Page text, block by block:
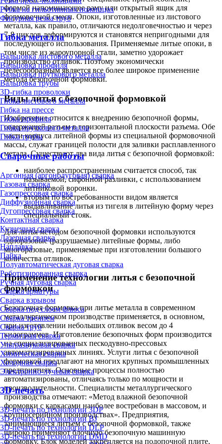
Рубка на гильотинных ножницах
Фигурная резка труб
Гибка металла
Вальцовка листового металла
Вальцовка профиля
Вальцовка пруткового металла
Вальцовка трубы
3D-гибка проволоки
Гибка листового металла
Гибка на прессе
Гибка профиля
Гибка пруткового металла
Гибка трубы
Сварочные работы
Аргонная (аргонодуговая) сварка
Газовая сварка
Газопрессовая сварка
Диффузионная сварка
Дугопрессовая сварка
Контактная сварка
Кузнечная сварка
Лазерная сварка
Наплавка
Пайка
Полуавтоматическая дуговая сварка
Роботизированная сварка
Ручная дуговая сварка
Сварка арматуры
Сварка взрывом
Сварка под слоем флюса
Сварка трением
Сварка труб
Термитная сварка
Ультразвуковая сварка
Химическая сварка
Холодная сварка
Электронно-лучевая сварка
3D-печать
3D-печать по технологии 3DP
3D-печать по технологии BJ
3D-печать по технологии DLP
3D-печать по технологии DMD
формой напоминающее раму или открытый ящик для
формовочной смеси. Опоки, изготовленные из листового
металла, как правило, отличаются недолговечностью и через
7-8 циклов деформируются и становятся непригодными для
последующего использования. Применяемые литые опоки, в
том числе из жароупорной стали, заметно удорожает
производство отливок. Поэтому экономически
целесообразным является все более широкое применение
метода безопочной формовки.
Виды литья с безопочной формовкой
Изобретение относится к внедрению безопочной формы,
содержащей разъем в горизонтальной плоскости разъема. Обе
части корпуса литейной формы из специальной формовочной
массы, служат границей полости для заливки расплавленного
метала. Существуют два вида литья с безопочной формовкой:
наиболее распространенным считается способ, так
называемой, сифонной разливки, с использованием
литниковой воронки.
вторым по востребованности видом является
выдавливание литья из тигеля в литейную форму через
специальный стояк.
Для литья методом безопочной формовки используются
одноразовые (разрушаемые) литейные формы, либо
многоразовые, применяемые при изготовлении большого
количества отливок.
Применение технологии литья с безопочной
формовкой
Безопочная формовка при литье металла в современном
металлургическом производстве применяется, в основном,
при изготовлении небольших отливок весом до 4
килограммов. Изготовление безопочных форм производится
на специализированных пескодувно-прессовых
автоматизированных линиях. Услуги литья с безопочной
формовкой предлагают на многих крупных промышленных
предприятиях. Основные процессы полностью
автоматизированы, отличаясь только по мощности и
производительности. Специалисты металлургического
производства отмечают: «Метод влажной безопочной
формовки с каркасами наиболее востребован в массовом, и
крупносерийном производствах». Предприятия,
занимающиеся литьем с безопочной формовкой, также
широко применяют блочную безопочную машинную
формовку. Блок моделей закрепляется на подопочной плите,